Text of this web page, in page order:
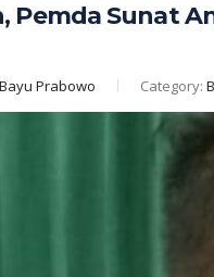
Pemda Sunat
Bayu Prabowo Category: